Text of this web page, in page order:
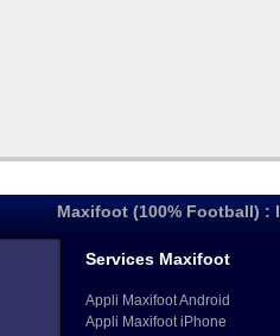
Maxifoot (100% Football)
Services Maxifoot
Appli Maxifoot Android
Appli Maxifoot iPhone